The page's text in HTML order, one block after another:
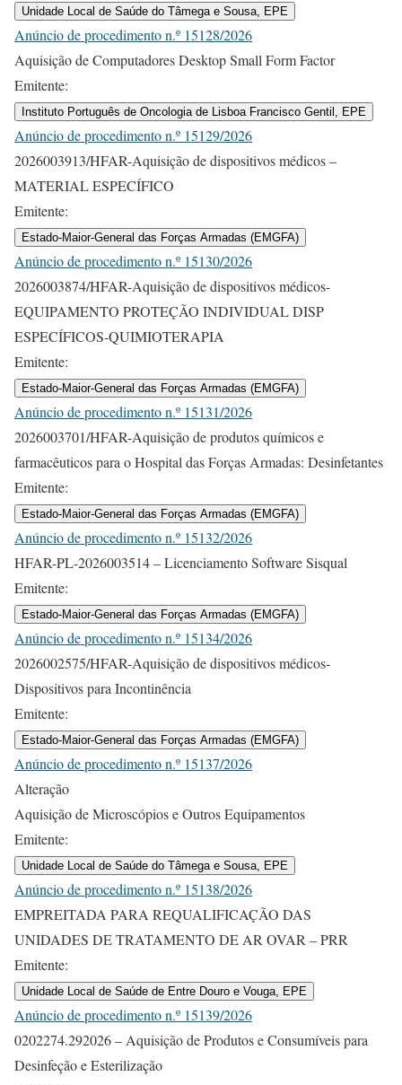
Unidade Local de Saúde do Tâmega e Sousa, EPE
Anúncio de procedimento n.º 15128/2026
Aquisição de Computadores Desktop Small Form Factor
Emitente:
Instituto Português de Oncologia de Lisboa Francisco Gentil, EPE
Anúncio de procedimento n.º 15129/2026
2026003913/HFAR-Aquisição de dispositivos médicos –
MATERIAL ESPECÍFICO
Emitente:
Estado-Maior-General das Forças Armadas (EMGFA)
Anúncio de procedimento n.º 15130/2026
2026003874/HFAR-Aquisição de dispositivos médicos-
EQUIPAMENTO PROTEÇÃO INDIVIDUAL DISP
ESPECÍFICOS-QUIMIOTERAPIA
Emitente:
Estado-Maior-General das Forças Armadas (EMGFA)
Anúncio de procedimento n.º 15131/2026
2026003701/HFAR-Aquisição de produtos químicos e
farmacêuticos para o Hospital das Forças Armadas: Desinfetantes
Emitente:
Estado-Maior-General das Forças Armadas (EMGFA)
Anúncio de procedimento n.º 15132/2026
HFAR-PL-2026003514 – Licenciamento Software Sisqual
Emitente:
Estado-Maior-General das Forças Armadas (EMGFA)
Anúncio de procedimento n.º 15134/2026
2026002575/HFAR-Aquisição de dispositivos médicos-
Dispositivos para Incontinência
Emitente:
Estado-Maior-General das Forças Armadas (EMGFA)
Anúncio de procedimento n.º 15137/2026
Alteração
Aquisição de Microscópios e Outros Equipamentos
Emitente:
Unidade Local de Saúde do Tâmega e Sousa, EPE
Anúncio de procedimento n.º 15138/2026
EMPREITADA PARA REQUALIFICAÇÃO DAS
UNIDADES DE TRATAMENTO DE AR OVAR – PRR
Emitente:
Unidade Local de Saúde de Entre Douro e Vouga, EPE
Anúncio de procedimento n.º 15139/2026
0202274.292026 – Aquisição de Produtos e Consumíveis para
Desinfeção e Esterilização